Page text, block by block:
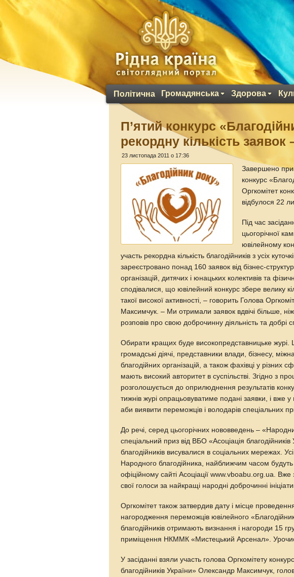
Політична Громадянська Здорова
П’ятий конкурс
рекордну кількість заявок
23 листопада 2011 о 17:36
Завершено
конкурс
Оргкомітет
відбулося 22
Під час
цьогорічної
ювілейному
участь рекордна кількість благодійників з усіх
зареєстровано понад 160 заявок від бізнес-
організацій, дитячих і юнацьких колективів та
сподівалися, що ювілейний конкурс збере велику
такої високої активності, – говорить Голова
Максимчук. – Ми отримали заявок вдвічі більше, ніж
розповів про свою доброчинну діяльність та добрі
Обирати кращих буде високопредставницьке журі.
громадські діячі, представники влади, бізнесу,
благодійних організацій, а також фахівці у різних
мають високий авторитет в суспільстві. Згідно з
розголошується до оприлюднення результатів
тижнів журі опрацьовуватиме подані заявки, і вже у
аби виявити переможців і володарів спеціальних
До речі, серед цьогорічних нововведень –
спеціальний приз від ВБО «Асоціація
благодійників висувалися в соціальних мережах.
Народного благодійника, найближчим часом
офіційному сайті Асоціації www.vboabu.org.ua.
свої голоси за найкращі народні доброчинні
Оргкомітет також затвердив дату і місце
нагородження переможців ювілейного
благодійників отримають визнання і нагороди 15
приміщення НКММК «Мистецький Арсенал».
У засіданні взяли участь голова Оргкомітету
благодійників України» Олександр Максимчук,